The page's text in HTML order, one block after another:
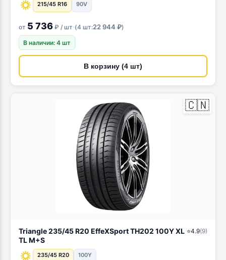
215/45 R16 90V
от 5 736 ₽ / шт·(4 шт:22 944 ₽)
В наличии: 4 шт
В корзину (4 шт)
🇨🇳
Triangle 235/45 R20 EffeXSport TH202 100Y XL
TL M+S
⭐4.9(9)
235/45 R20 100Y